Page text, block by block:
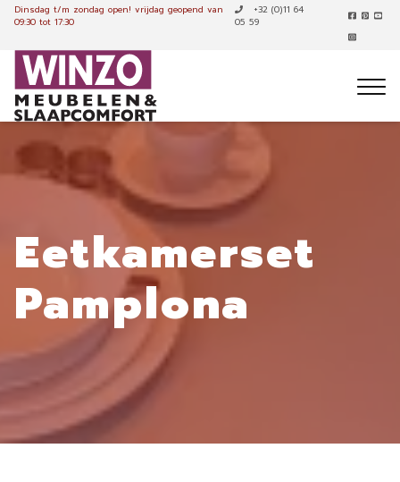
Dinsdag t/m zondag open! vrijdag geopend van
09:30 tot 17:30
+32 (0)11 64
05 59
Eetkamerset
Pamplona